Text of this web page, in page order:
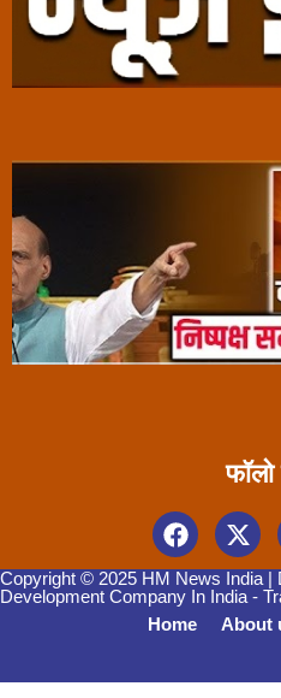
Copyright © 2025 HM News India |
Development Company In India -
Home
About